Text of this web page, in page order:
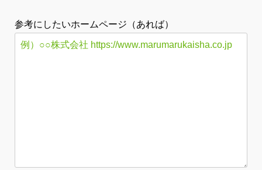
参考にしたいホームページ（あれば）